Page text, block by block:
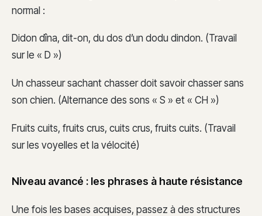
normal :
Didon dîna, dit-on, du dos d’un dodu dindon. (Travail
sur le « D »)
Un chasseur sachant chasser doit savoir chasser sans
son chien. (Alternance des sons « S » et « CH »)
Fruits cuits, fruits crus, cuits crus, fruits cuits. (Travail
sur les voyelles et la vélocité)
Niveau avancé : les phrases à haute résistance
Une fois les bases acquises, passez à des structures